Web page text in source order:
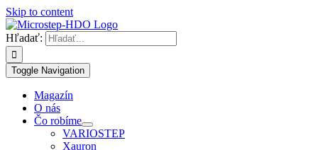
Skip to content
Hľadať:
Toggle Navigation
Magazín
O nás
Čo robíme
VARIOSTEP
Xauron